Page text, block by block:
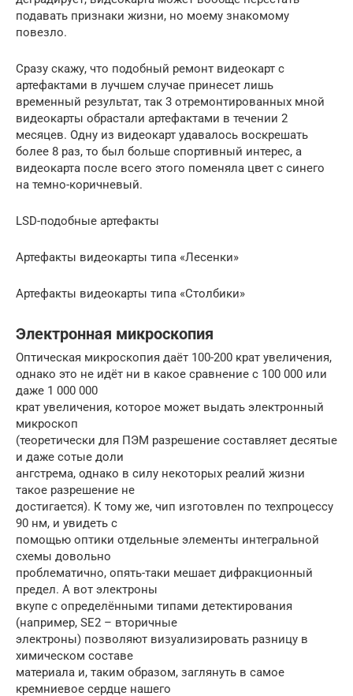
подавать признаки жизни, но моему знакомому
повезло.
Сразу скажу, что подобный ремонт видеокарт с
артефактами в лучшем случае принесет лишь
временный результат, так 3 отремонтированных мной
видеокарты обрастали артефактами в течении 2
месяцев. Одну из видеокарт удавалось воскрешать
более 8 раз, то был больше спортивный интерес, а
видеокарта после всего этого поменяла цвет с синего
на темно-коричневый.
LSD-подобные артефакты
Артефакты видеокарты типа «Лесенки»
Артефакты видеокарты типа «Столбики»
Электронная микроскопия
Оптическая микроскопия даёт 100-200 крат увеличения,
однако это не идёт ни в какое сравнение с 100 000 или
даже 1 000 000
крат увеличения, которое может выдать электронный
микроскоп
(теоретически для ПЭМ разрешение составляет десятые
и даже сотые доли
ангстрема, однако в силу некоторых реалий жизни
такое разрешение не
достигается). К тому же, чип изготовлен по техпроцессу
90 нм, и увидеть с
помощью оптики отдельные элементы интегральной
схемы довольно
проблематично, опять-таки мешает дифракционный
предел. А вот электроны
вкупе с определёнными типами детектирования
(например, SE2 – вторичные
электроны) позволяют визуализировать разницу в
химическом составе
материала и, таким образом, заглянуть в самое
кремниевое сердце нашего